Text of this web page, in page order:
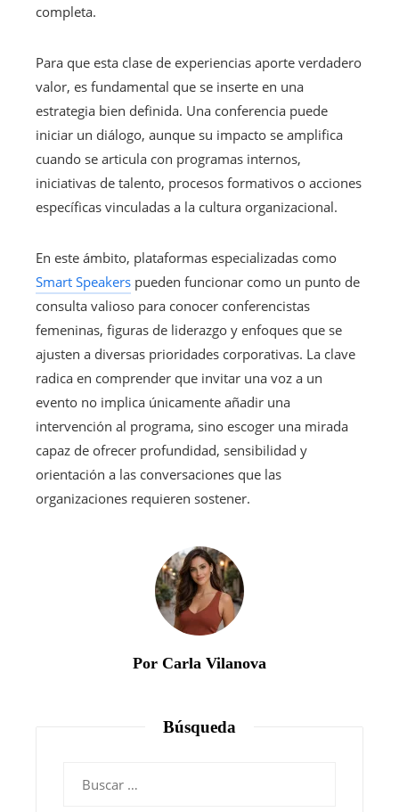
completa.
Para que esta clase de experiencias aporte verdadero
valor, es fundamental que se inserte en una
estrategia bien definida. Una conferencia puede
iniciar un diálogo, aunque su impacto se amplifica
cuando se articula con programas internos,
iniciativas de talento, procesos formativos o acciones
específicas vinculadas a la cultura organizacional.
En este ámbito, plataformas especializadas como
Smart Speakers pueden funcionar como un punto de
consulta valioso para conocer conferencistas
femeninas, figuras de liderazgo y enfoques que se
ajusten a diversas prioridades corporativas. La clave
radica en comprender que invitar una voz a un
evento no implica únicamente añadir una
intervención al programa, sino escoger una mirada
capaz de ofrecer profundidad, sensibilidad y
orientación a las conversaciones que las
organizaciones requieren sostener.
Por Carla Vilanova
Búsqueda